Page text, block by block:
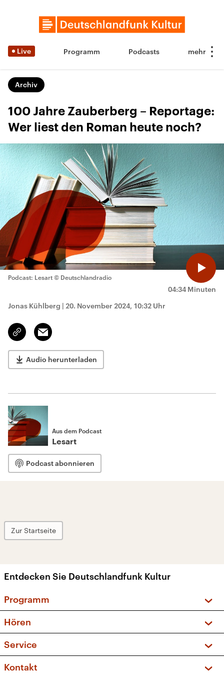
Live Programm Podcasts
Archiv
100 Jahre Zauberberg – Reportage:
Wer liest den Roman heute noch?
04:34 Minuten
Podcast: Lesart © Deutschlandradio
Jonas Kühlberg | 20. November 2024, 10:32 Uhr
Link
kopieren/teilen
Email
Audio herunterladen
Aus dem Podcast
Lesart
Podcast abonnieren
Zur Startseite
Entdecken Sie Deutschlandfunk Kultur
Programm
Sendungen und Podcasts
Musikliste
Kakadu – Das Kinderprogramm
Hören
Frequenzen (UKW + DAB+)
Service
FAQ
Kontakt